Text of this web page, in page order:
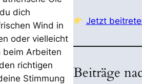
dich
Wind in
oder vielleicht
beim Arbeiten
richtigen
Stimmung
Jetzt
Beiträge